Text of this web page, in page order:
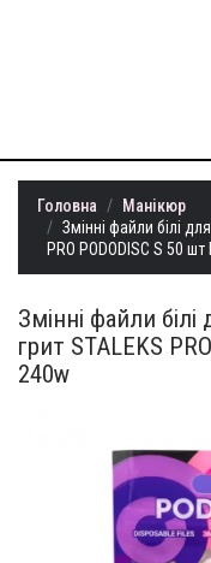
Головна
Манікюр
Змінні файли білі
PRO PODODISC S 50
Змінні файли
грит STALEKS
240w